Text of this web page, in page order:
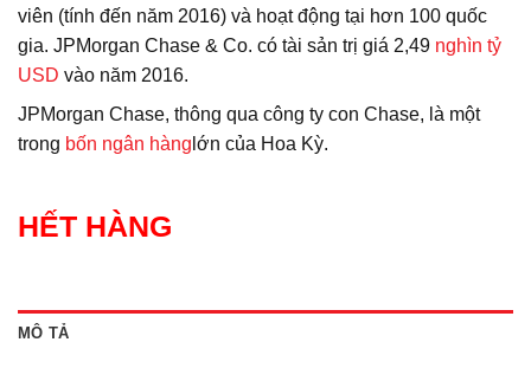
viên (tính đến năm 2016) và hoạt động tại hơn 100 quốc
gia. JPMorgan Chase & Co. có tài sản trị giá 2,49 nghìn tỷ
USD vào năm 2016.
JPMorgan Chase, thông qua công ty con Chase, là một
trong bốn ngân hàng lớn của Hoa Kỳ.
HẾT HÀNG
MÔ TẢ